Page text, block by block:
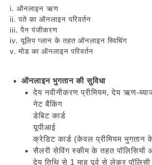
i. ऑनलाइन ऋण
ii. पते का ऑनलाइन परिवर्तन
iii. पैन पंजीकरण
iv. यूलिप प्लान के तहत ऑनलाइन स्विचिंग
v. मोड का ऑनलाइन परिवर्तन
ऑनलाइन भुगतान की सुविधा
देय नवीनीकरण प्रीमियम, देय ऋण-
नेट बैंकिंग
डेबिट कार्ड
यूपीआई
क्रेडिट कार्ड (केवल प्रीमियम भुगतान
सैलरी सेविंग स्कीम के तहत पॉलिसियों
देय तिथि से 1 माह पूर्व से लेकर